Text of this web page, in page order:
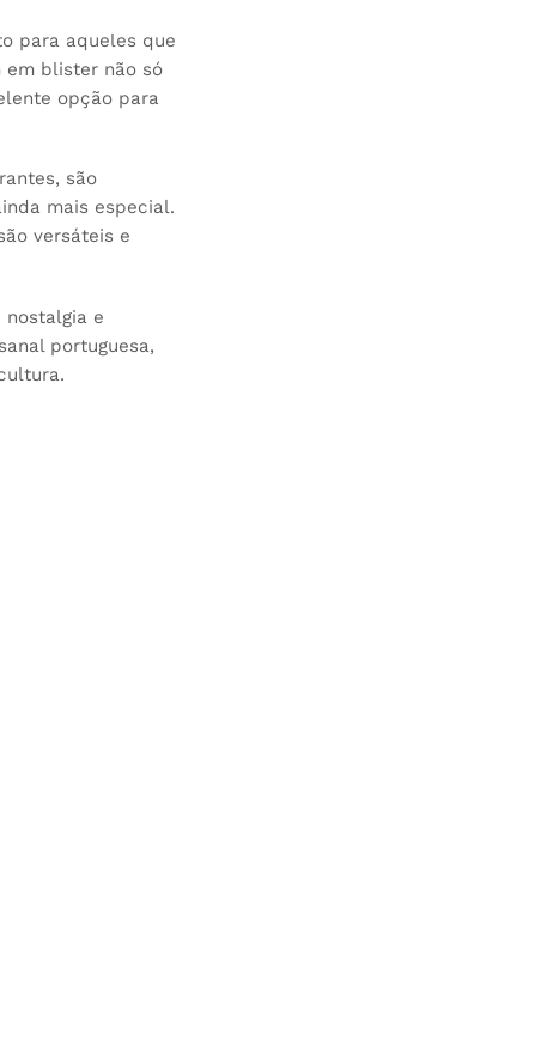
para aqueles que
em blister não só
opção para
são
mais especial.
versáteis e
nostalgia e
portuguesa,